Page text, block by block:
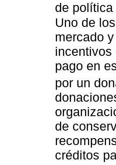
de
Uno de
mercado
incentivos
pago en
por un
de
créditos